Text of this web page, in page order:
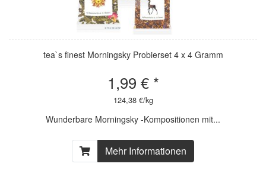
tea`s finest Morningsky Probierset 4 x 4 Gramm
1,99 € *
124,38 €/kg
Wunderbare Morningsky -Kompositionen mit...
Mehr Informationen